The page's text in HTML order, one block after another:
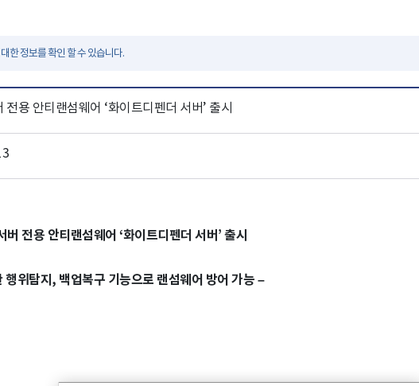
한 정보를 확인 할 수 있습니다.
전용 안티랜섬웨어 ‘화이트디펜더 서버’ 출시
버 전용 안티랜섬웨어 ‘화이트디펜더 서버’ 출시
행위탐지, 백업복구 기능으로 랜섬웨어 방어 가능 –